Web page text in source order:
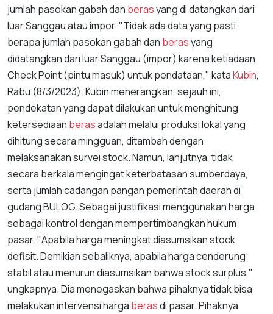
jumlah pasokan gabah dan berasyang di datangkan dari
luar Sanggau atau impor. "Tidak ada data yang pasti
berapa jumlah pasokan gabah dan berasyang
didatangkan dari luar Sanggau (impor) karena ketiadaan
Check Point (pintu masuk) untuk pendataan," kataKubin,
Rabu (8/3/2023). Kubin menerangkan, sejauh ini,
pendekatan yang dapat dilakukan untuk menghitung
ketersediaan berasadalah melalui produksi lokal yang
dihitung secara mingguan, ditambah dengan
melaksanakan survei stock. Namun, lanjutnya, tidak
secara berkala mengingat keterbatasan sumberdaya,
serta jumlah cadangan pangan pemerintah daerah di
gudang BULOG. Sebagai justifikasi menggunakan harga
sebagai kontrol dengan mempertimbangkan hukum
pasar. "Apabila harga meningkat diasumsikan stock
defisit. Demikian sebaliknya, apabila harga cenderung
stabil atau menurun diasumsikan bahwa stock surplus,"
ungkapnya. Dia menegaskan bahwa pihaknya tidak bisa
melakukan intervensi harga berasdi pasar. Pihaknya